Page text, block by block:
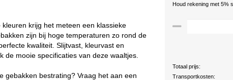
krijg het meteen een klassieke
zijn bij hoge temperaturen zo rond de
kwaliteit. Slijtvast, kleurvast en
de mooie specificaties van deze waaltjes.
gebakken bestrating? Vraag het aan een
Houd rekening met 5%
Totaal prijs:
Transportkosten: